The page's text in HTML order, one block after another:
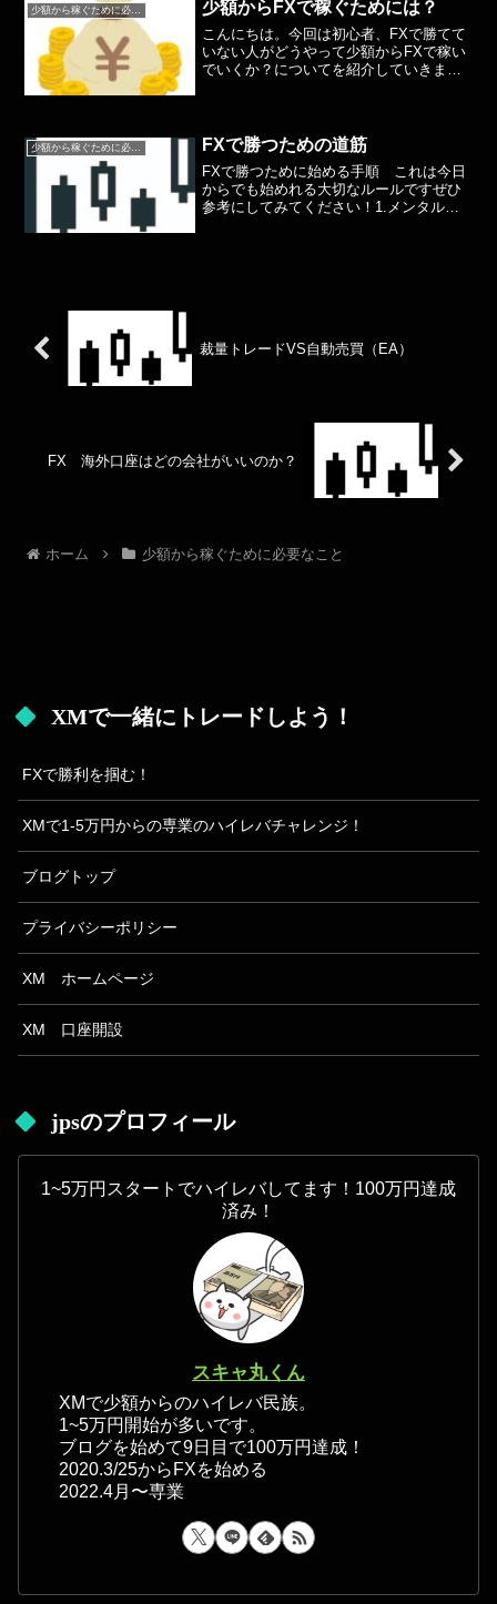
少額からFXで稼ぐためには？
こんにちは。今回は初心者、FXで勝てて
いない人がどうやって少額からFXで稼い
でいくか？についてを紹介していきま
ドは狭い・海外口座レ...
FXで勝つための道筋
FXで勝つために始める手順 これは今日
からでも始めれる大切なルールですぜひ
参考にしてみてください！1.メンタルコ
裁量トレードVS自動売買（EA）
FX 海外口座はどの会社がいいのか？
ホーム 少額から稼ぐために必要なこと
XMで一緒にトレードしよう！
FXで勝利を掴む！
XMで1-5万円からの専業のハイレバチャレンジ！
ブログトップ
プライバシーポリシー
XM ホームページ
XM 口座開設
jpsのプロフィール
1~5万円スタートでハイレバしてます！100万円達成
済み！
スキャ丸くん
XMで少額からのハイレバ民族。
1~5万円開始が多いです。
ブログを始めて9日目で100万円達成！
2020.3/25からFXを始める
2022.4月〜専業